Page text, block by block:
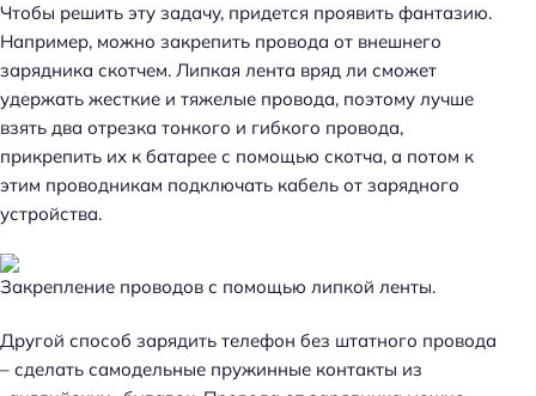
Чтобы решить эту задачу, придется проявить фантазию.
Например, можно закрепить провода от внешнего
зарядника скотчем. Липкая лента вряд ли сможет
удержать жесткие и тяжелые провода, поэтому лучше
взять два отрезка тонкого и гибкого провода,
прикрепить их к батарее с помощью скотча, а потом к
этим проводникам подключать кабель от зарядного
устройства.
Закрепление проводов с помощью липкой ленты.
Другой способ зарядить телефон без штатного провода
– сделать самодельные пружинные контакты из